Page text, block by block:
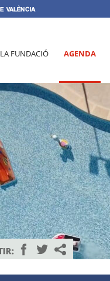
LA FUNDACIÓ AGENDA